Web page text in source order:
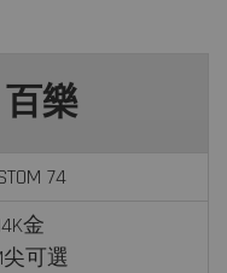
百樂
74
金
尖可選